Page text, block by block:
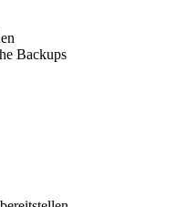
Backups